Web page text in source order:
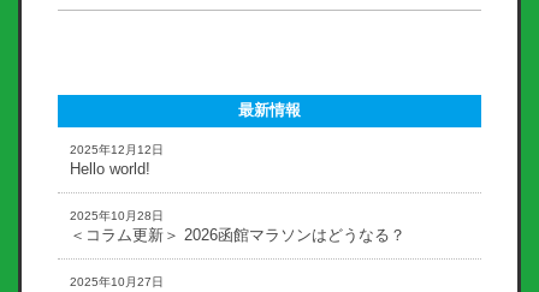
最新情報
2025年12月12日
Hello world!
2025年10月28日
＜コラム更新＞ 2026函館マラソンはどうなる？
2025年10月27日